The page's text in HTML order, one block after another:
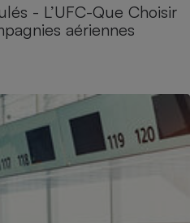
- L’UFC-Que Choisir
aériennes